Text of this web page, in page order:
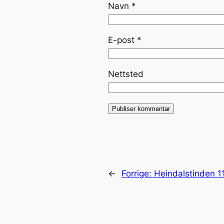
Navn *
E-post *
Nettsted
← Forrige: Heindalstinden